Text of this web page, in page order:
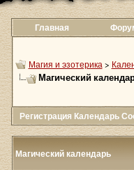
Главная
Магия и эзотерика >
Магический
Регистрация Календарь
Магический календарь